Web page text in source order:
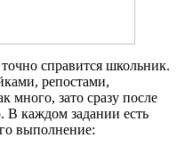
справится школьник.
репостами,
много, зато сразу после
В каждом задании есть
выполнение: